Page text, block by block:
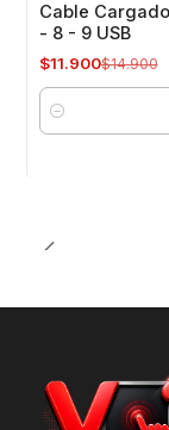
Cable
- 8 - 9 USB
$11.900$14.900
Cantidad